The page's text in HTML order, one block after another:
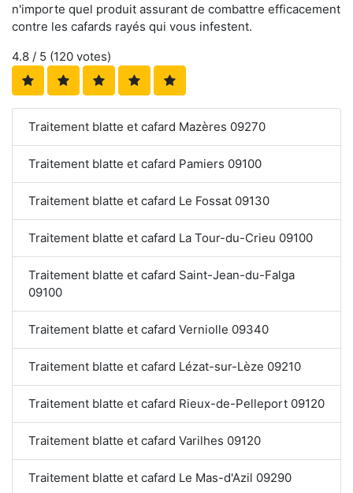
n'importe quel produit assurant de combattre efficacement
contre les cafards rayés qui vous infestent.
4.8 / 5 (120 votes)
Traitement blatte et cafard Mazères 09270
Traitement blatte et cafard Pamiers 09100
Traitement blatte et cafard Le Fossat 09130
Traitement blatte et cafard La Tour-du-Crieu 09100
Traitement blatte et cafard Saint-Jean-du-Falga
09100
Traitement blatte et cafard Verniolle 09340
Traitement blatte et cafard Lézat-sur-Lèze 09210
Traitement blatte et cafard Rieux-de-Pelleport 09120
Traitement blatte et cafard Varilhes 09120
Traitement blatte et cafard Le Mas-d'Azil 09290